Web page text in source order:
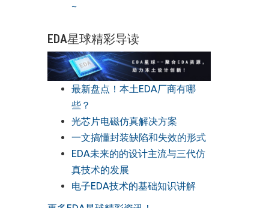
~
EDA星球精彩导读
最新盘点！本土EDA厂商有哪
些？
光芯片电磁仿真解决方案
一文搞懂封装缺陷和失效的形式
EDA未来的的设计主流与三代仿
真技术的发展
电子EDA技术的基础知识讲解